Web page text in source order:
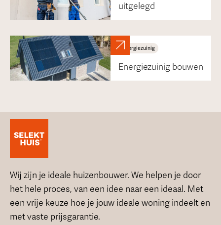
uitgelegd
Energiezuinig
Energiezuinig bouwen
Wij zijn je ideale huizenbouwer. We helpen je door
het hele proces, van een idee naar een ideaal. Met
een vrije keuze hoe je jouw ideale woning indeelt en
met vaste prijsgarantie.